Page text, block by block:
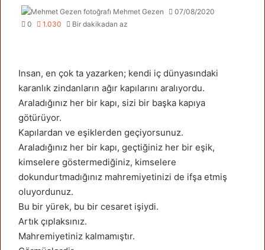
Mehmet Gezen
07/08/2020
0
1.030 Bir dakikadan az
Insan, en çok ta yazarken; kendi iç dünyasındaki
karanlık zindanların ağır kapılarını aralıyordu.
Araladığınız her bir kapı, sizi bir başka kapıya
götürüyor.
Kapılardan ve eşiklerden geçiyorsunuz.
Araladığınız her bir kapı, geçtiğiniz her bir eşik,
kimselere göstermediğiniz, kimselere
dokundurtmadığınız mahremiyetinizi de ifşa etmiş
oluyordunuz.
Bu bir yürek, bu bir cesaret işiydi.
Artık çıplaksınız.
Mahremiyetiniz kalmamıştır.